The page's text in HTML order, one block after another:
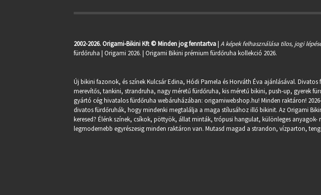
2002-2026. Origami-Bikini Kft © Minden jog fenntartva|A képek felhasználása tilos, jogi
fürdőruha | Origami 2026. | Origami Bikini prémium fürdőruha kollekció 2026.
Új bikini fazonok, és színek Kulcsár Edina, Hódi Pamela és Horváth Éva ajánlásával.
merevítős, tankini, strandruha, nagy méretű fürdőruha, kis méretű bikini, push-up, gyerek
gyártó cég hivatalos fürdőruha webáruházában: origamiwebshop.hu! Minden raktáron!
divatos fürdőruhák, hogy mindenki megtalálja a maga stílusához illő bikinit. Az Origami
keresed? Élénk színek, csíkok, pöttyök, állat minták, trópusi hangulat, különleges
legmodernebb egyrészesig minden raktáron van. Mutasd magad a strandon, vízparton,